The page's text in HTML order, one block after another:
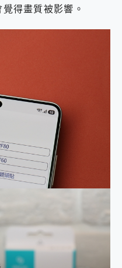
得畫質被影響。